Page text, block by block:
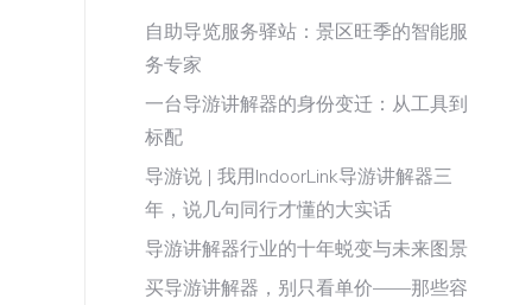
自助导览服务驿站：景区旺季的智能服
务专家
一台导游讲解器的身份变迁：从工具到
标配
导游说 | 我用IndoorLink导游讲解器三
年，说几句同行才懂的大实话
导游讲解器行业的十年蜕变与未来图景
买导游讲解器，别只看单价——那些容